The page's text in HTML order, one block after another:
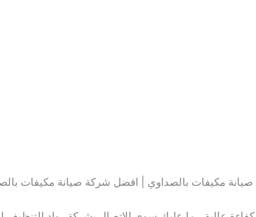
صيانة مكيفات بالصداوي | افضل شركة صيانة مكيفات